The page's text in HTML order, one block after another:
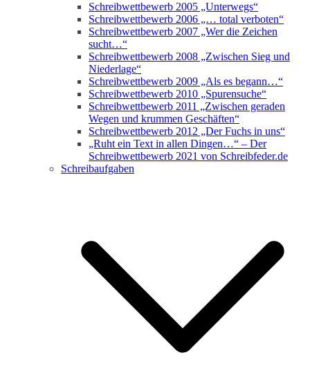
Schreibwettbewerb 2005 „Unterwegs“
Schreibwettbewerb 2006 „… total verboten“
Schreibwettbewerb 2007 „Wer die Zeichen
sucht…“
Schreibwettbewerb 2008 „Zwischen Sieg und
Niederlage“
Schreibwettbewerb 2009 „Als es begann…“
Schreibwettbewerb 2010 „Spurensuche“
Schreibwettbewerb 2011 „Zwischen geraden
Wegen und krummen Geschäften“
Schreibwettbewerb 2012 „Der Fuchs in uns“
„Ruht ein Text in allen Dingen…“ – Der
Schreibwettbewerb 2021 von Schreibfeder.de
Schreibaufgaben